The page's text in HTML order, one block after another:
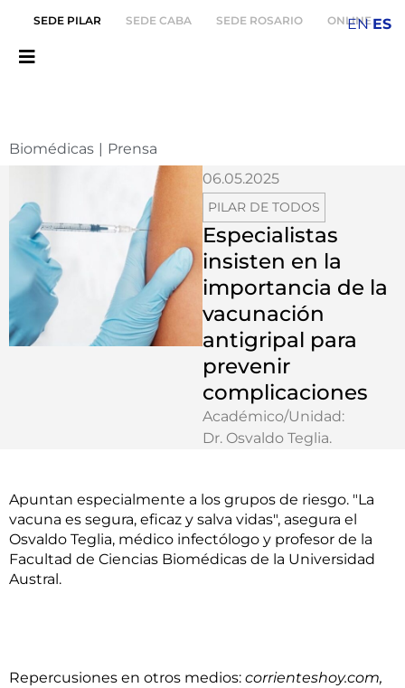
SEDE PILAR SEDE CABA SEDE ROSARIO ONLINE
Biomédicas | Prensa
06.05.2025
PILAR DE TODOS
Especialistas
insisten en la
importancia de la
vacunación
antigripal para
prevenir
complicaciones
Académico/Unidad:
Dr. Osvaldo Teglia.
Apuntan especialmente a los grupos de riesgo. "La
vacuna es segura, eficaz y salva vidas", asegura el
Osvaldo Teglia, médico infectólogo y profesor de la
Facultad de Ciencias Biomédicas de la Universidad
Austral.
Repercusiones en otros medios: corrienteshoy.com,
EN ES